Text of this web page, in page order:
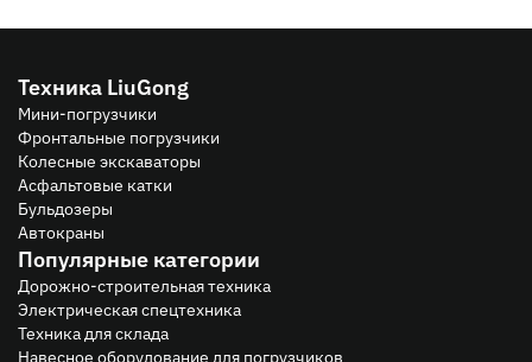
Техника LiuGong
Мини-погрузчики
Фронтальные погрузчики
Колесные экскаваторы
Асфальтовые катки
Бульдозеры
Автокраны
Популярные категории
Дорожно-строительная техника
Электрическая спецтехника
Техника для склада
Навесное оборудование для погрузчиков